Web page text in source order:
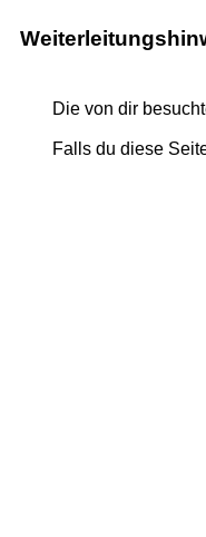
Die von dir
Falls du diese